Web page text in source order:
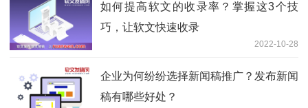
如何提高软文的收录率？掌握这3个技
巧，让软文快速收录
2022-10-28
企业为何纷纷选择新闻稿推广？发布新闻
稿有哪些好处？